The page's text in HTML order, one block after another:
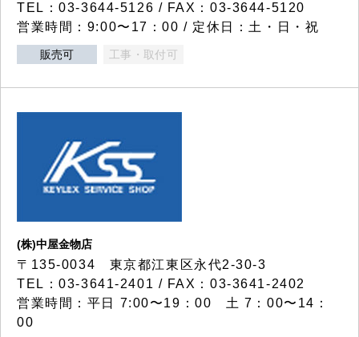
TEL：03-3644-5126 / FAX：03-3644-5120
営業時間：9:00〜17：00 / 定休日：土・日・祝
販売可 工事・取付可
(株)中屋金物店
〒135-0034 東京都江東区永代2-30-3
TEL：03-3641-2401 / FAX：03-3641-2402
営業時間：平日 7:00〜19：00 土 7：00〜14：
00